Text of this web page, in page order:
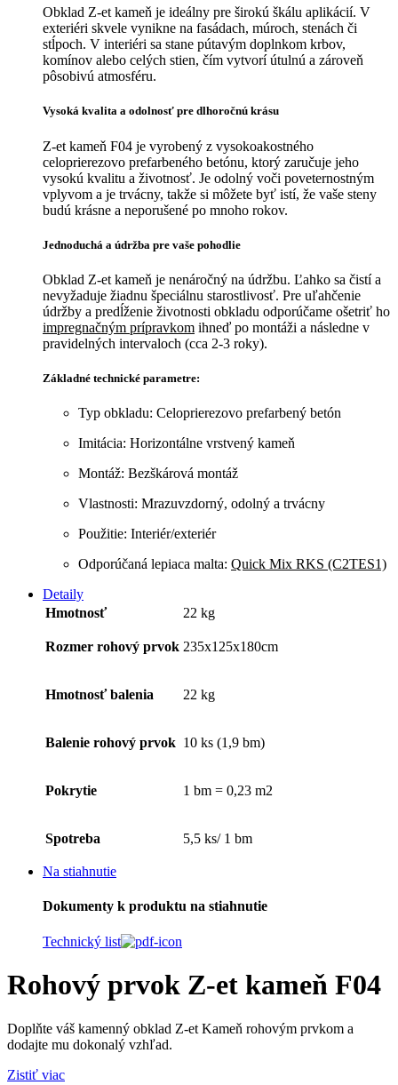
Obklad Z-et kameň je ideálny pre širokú škálu aplikácií. V
exteriéri skvele vynikne na fasádach, múroch, stenách či
stĺpoch. V interiéri sa stane pútavým doplnkom krbov,
komínov alebo celých stien, čím vytvorí útulnú a zároveň
pôsobivú atmosféru.
Vysoká kvalita a odolnosť pre dlhoročnú krásu
Z-et kameň F04 je vyrobený z vysokoakostného
celoprierezovo prefarbeného betónu, ktorý zaručuje jeho
vysokú kvalitu a životnosť. Je odolný voči poveternostným
vplyvom a je trvácny, takže si môžete byť istí, že vaše steny
budú krásne a neporušené po mnoho rokov.
Jednoduchá a údržba pre vaše pohodlie
Obklad Z-et kameň je nenáročný na údržbu. Ľahko sa čistí a
nevyžaduje žiadnu špeciálnu starostlivosť. Pre uľahčenie
údržby a predĺženie životnosti obkladu odporúčame ošetriť ho
impregnačným prípravkom ihneď po montáži a následne v
pravidelných intervaloch (cca 2-3 roky).
Základné technické parametre:
Typ obkladu: Celoprierezovo prefarbený betón
Imitácia: Horizontálne vrstvený kameň
Montáž: Bezškárová montáž
Vlastnosti: Mrazuvzdorný, odolný a trvácny
Použitie: Interiér/exteriér
Odporúčaná lepiaca malta: Quick Mix RKS (C2TES1)
Detaily
Hmotnosť
22 kg
Rozmer rohový prvok 235x125x180cm
Hmotnosť balenia 22 kg
Balenie rohový prvok 10 ks (1,9 bm)
Pokrytie 1 bm = 0,23 m2
Spotreba 5,5 ks/ 1 bm
Na stiahnutie
Dokumenty k produktu na stiahnutie
Technický list
Rohový prvok Z-et kameň F04
Doplňte váš kamenný obklad Z-et Kameň rohovým prvkom a
dodajte mu dokonalý vzhľad.
Zistiť viac